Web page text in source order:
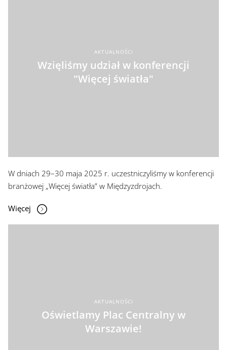
AKTUALNOŚCI
Wzięliśmy udział w konferencji
"Więcej światła"
W dniach 29–30 maja 2025 r. uczestniczyliśmy w konferencji
branżowej „Więcej światła” w Międzyzdrojach.
Więcej
AKTUALNOŚCI
Oświetlamy Plac Centralny w
Warszawie!